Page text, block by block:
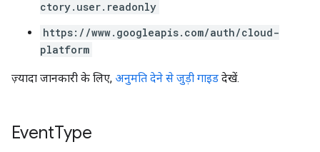
ctory.user.readonly
https://www.googleapis.com/auth/cloud-
platform
ज़्यादा जानकारी के लिए, अनुमति देने से जुड़ी गाइड देखें.
EventType